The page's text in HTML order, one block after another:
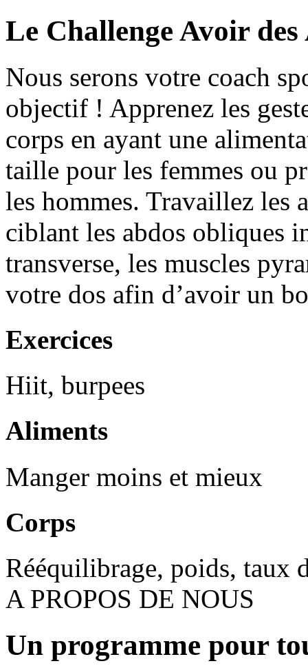
Le Challenge Avoir des
Nous serons votre coach
objectif ! Apprenez les
corps en ayant une
taille pour les femmes ou
les hommes. Travaillez les
ciblant les abdos obliques
transverse, les muscles
votre dos afin d’avoir un
Exercices
Hiit, burpees
Aliments
Manger moins et mieux
Corps
Rééquilibrage, poids, taux
A PROPOS DE NOUS
Un programme pour